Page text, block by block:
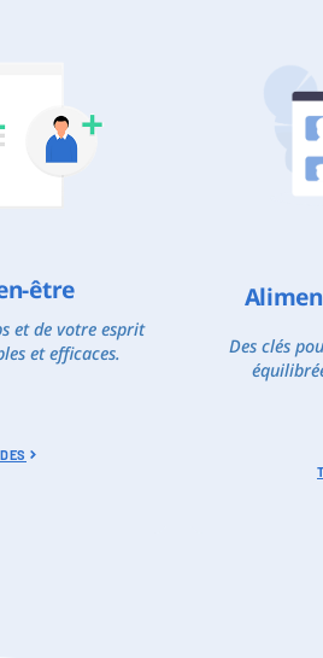
être
et de votre esprit
et efficaces.
Des clés